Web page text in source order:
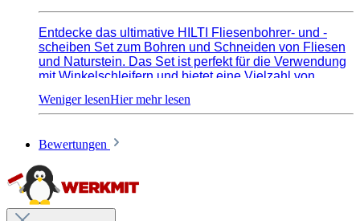
Entdecke das ultimative HILTI Fliesenbohrer- und -
scheiben Set zum Bohren und Schneiden von Fliesen
und Naturstein. Das Set ist perfekt für die Verwendung
mit Winkelschleifern und bietet eine Vielzahl von
Wasser- und Abwasserleitungen, Steckdosen oder
Lichtspots und Kabel. Das Set enthält Fliesenbohrer
Perfekt für Profis und Heimwerker.
Lieferumfang:
Bewertungen